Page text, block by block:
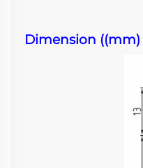
Dimension ((mm)